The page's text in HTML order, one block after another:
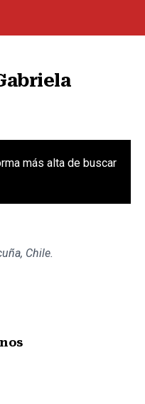
más alta de buscar
Chile.